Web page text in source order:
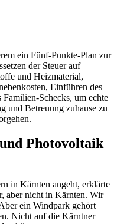
ein Fünf-Punkte-Plan zur
der Steuer auf
und Heizmaterial,
Einführen des
Familien-Schecks, um echte
und Betreuung zuhause zu
Photovoltaik
in Kärnten angeht, erklärte
aber nicht in Kärnten. Wir
ein Windpark gehört
Nicht auf die Kärntner